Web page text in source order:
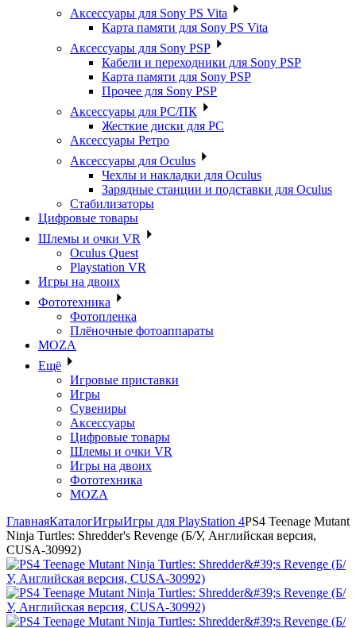
Аксессуары для Sony PS Vita
Карта памяти для Sony PS Vita
Аксессуары для Sony PSP
Кабели и переходники для Sony PSP
Карта памяти для Sony PSP
Прочее для Sony PSP
Аксессуары для PC/ПК
Жесткие диски для PC
Аксессуары Ретро
Аксессуары для Oculus
Чехлы и накладки для Oculus
Зарядные станции и подставки для Oculus
Стабилизаторы
Цифровые товары
Шлемы и очки VR
Oculus Quest
Playstation VR
Игры на двоих
Фототехника
Фотопленка
Плёночные фотоаппараты
MOZA
Ещё
Игровые приставки
Игры
Сувениры
Аксессуары
Цифровые товары
Шлемы и очки VR
Игры на двоих
Фототехника
MOZA
ГлавнаяКаталогИгрыИгры для PlayStation 4PS4 Teenage Mutant
Ninja Turtles: Shredder's Revenge (Б/У, Английская версия,
CUSA-30992)